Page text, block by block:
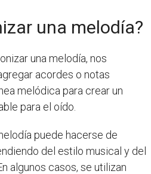
una melodía?
una melodía, nos
acordes o notas
melódica para crear un
para el oído.
puede hacerse de
del estilo musical y del
algunos casos, se utilizan